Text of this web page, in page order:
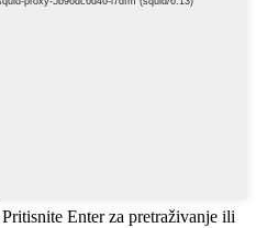
Pritisnite Enter za pretraživanje ili